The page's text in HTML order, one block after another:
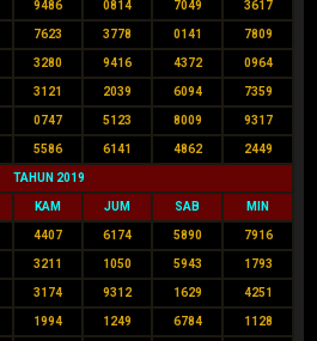
9486 0814 7049 3617
7623 3778 0141 7809
3280 9416 4372 0964
3121 2039 6094 7359
0747 5123 8009 9317
5586 6141 4862 2449
TAHUN 2019
KAM JUM SAB MIN
4407 6174 5890 7916
3211 1050 5943 1793
3174 9312 1629 4251
1994 1249 6784 1128